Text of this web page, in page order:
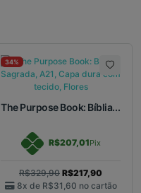
34%
The Purpose Book: Bíblia...
R$207,01Pix
R$329,90 R$217,90
8x de R$31,60 no cartão